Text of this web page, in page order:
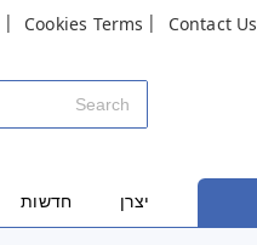
Contact Us
Cookies Terms
יצרן חדשות